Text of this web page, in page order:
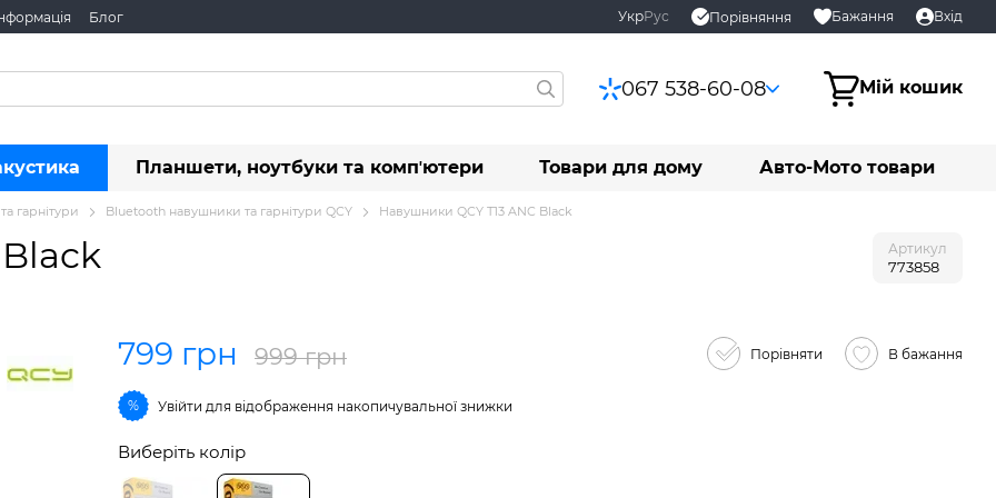
Блог УкрРус Порівняння Бажання Вхід
067 538-60-08 Мій кошик
Планшети, ноутбуки та компʼютери Товари для дому Авто-Мото товари
гарнітури Bluetooth навушники та гарнітури QCY Навушники QCY T13 ANC Black
Артикул
773858
799 грн 999 грн Порівняти В бажання
% Увійти для відображення накопичувальної знижки
Виберіть колір